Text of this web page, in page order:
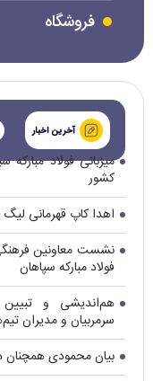
فروشگاه
آخرین اخبار
میزبانی فولاد
کشور
اهدا کاپ قهرمانی
نشست معاونین
فولاد مبارکه سپاهان
هم‌اندیشی و
سرمربیان و مدیران
بیان محمودی همچنان